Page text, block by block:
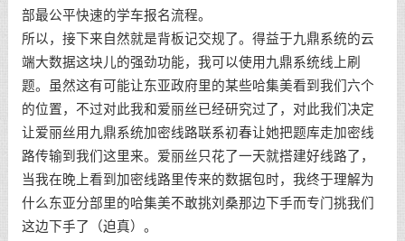
部最公平快速的学车报名流程。
所以，接下来自然就是背板记交规了。得益于九鼎系统的云
端大数据这块儿的强劲功能，我可以使用九鼎系统线上刷
题。虽然这有可能让东亚政府里的某些哈集美看到我们六个
的位置，不过对此我和爱丽丝已经研究过了，对此我们决定
让爱丽丝用九鼎系统加密线路联系初春让她把题库走加密线
路传输到我们这里来。爱丽丝只花了一天就搭建好线路了，
当我在晚上看到加密线路里传来的数据包时，我终于理解为
什么东亚分部里的哈集美不敢挑刘桑那边下手而专门挑我们
这边下手了（迫真）。